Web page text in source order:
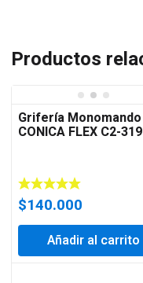
Productos
Grifería Monomando
CONICA FLEX C2-319
$140.000
Añadir al carrito